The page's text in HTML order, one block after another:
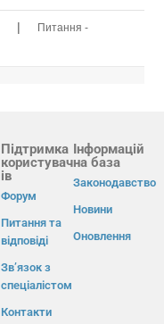
|
Питання -
Підтримка
користувач
ів
Форум
Питання та
відповіді
Зв’язок з
спеціалістом
Контакти
Інформацій
на база
Законодавство
Новини
Оновлення